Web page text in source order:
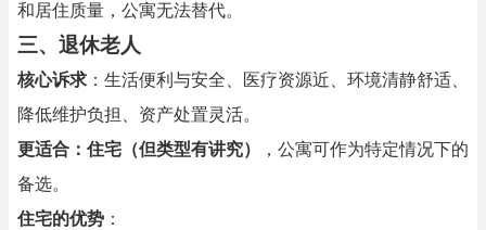
和居住质量，公寓无法替代。
三、退休老人
核心诉求 ：生活便利与安全、医疗资源近、环境清静舒适、
降低维护负担、资产处置灵活。
更适合：住宅（但类型有讲究）
，公寓可作为特定情况下的
备选。
住宅的优势 ：